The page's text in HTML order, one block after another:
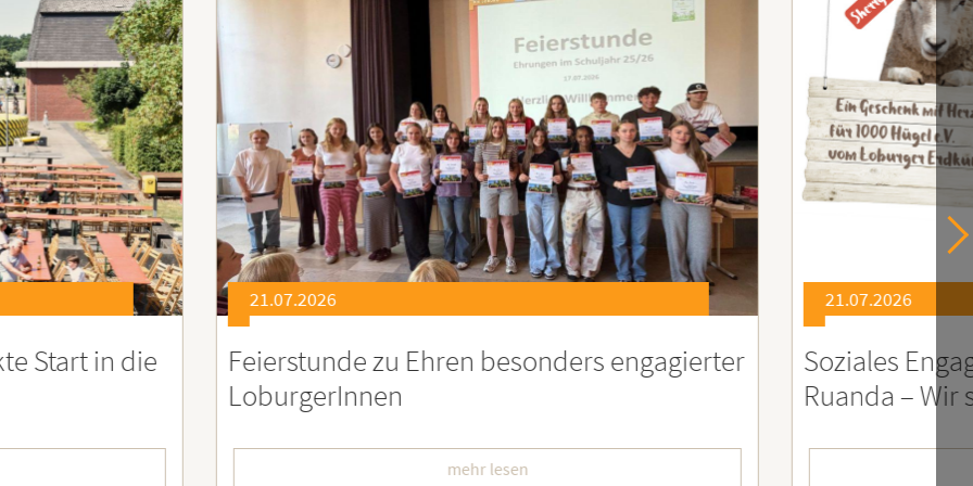
zu Ehren besonders engagierter
Soziales Engagement für
Ruanda – Wir sind dabei!